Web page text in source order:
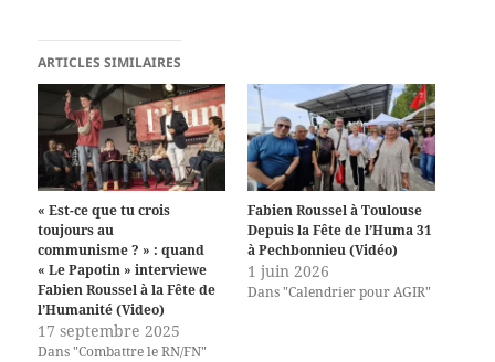
ARTICLES SIMILAIRES
« Est-ce que tu crois
toujours au
communisme ? » : quand
« Le Papotin » interviewe
Fabien Roussel à la Fête de
l’Humanité (Video)
17 septembre 2025
Dans "Combattre le RN/FN"
Fabien Roussel à Toulouse
Depuis la Fête de l’Huma 31
à Pechbonnieu (Vidéo)
1 juin 2026
Dans "Calendrier pour AGIR"